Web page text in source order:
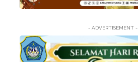
- ADVERTISEMENT -